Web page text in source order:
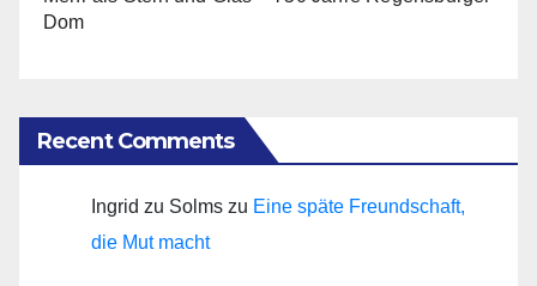
Dom
Recent Comments
Ingrid zu Solms zu Eine späte Freundschaft,
die Mut macht